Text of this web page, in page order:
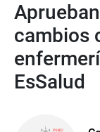
cambios
EsSalud